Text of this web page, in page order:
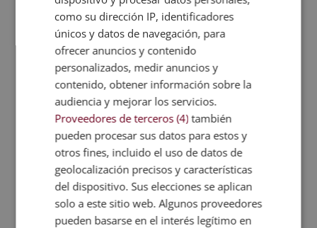
Curso de Programación y Robótica
1.520,00€ El
precio
original
era:
1.520,00€.
380,00€El
precio
actual
es:
380,00€.
como su dirección IP, identificadores
únicos y datos de navegación, para
ofrecer anuncios y contenido
personalizados, medir anuncios y
contenido, obtener información sobre la
audiencia y mejorar los servicios.
Proveedores de terceros (4) también
pueden procesar sus datos para estos y
otros fines, incluido el uso de datos de
geolocalización precisos y características
del dispositivo. Sus elecciones se aplican
solo a este sitio web. Algunos proveedores
pueden basarse en el interés legítimo en